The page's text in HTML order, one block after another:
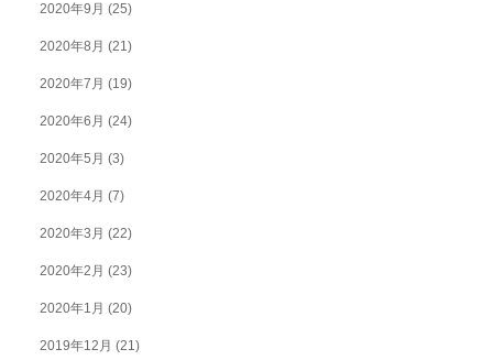
2020年9月 (25)
2020年8月 (21)
2020年7月 (19)
2020年6月 (24)
2020年5月 (3)
2020年4月 (7)
2020年3月 (22)
2020年2月 (23)
2020年1月 (20)
2019年12月 (21)